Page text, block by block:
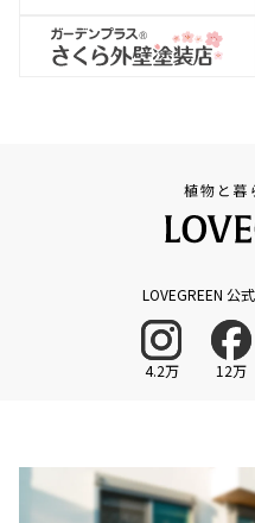
LOVEGREEN 公式
4.2万 12万